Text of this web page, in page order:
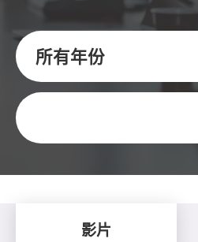
所有年份
關鍵字
影片